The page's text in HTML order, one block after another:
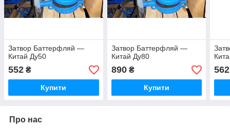
Затвор Баттерфляй —
Китай Ду50
552 ₴
Купити
Затвор Баттерфляй —
Китай Ду80
890₴
Купити
562
Про нас